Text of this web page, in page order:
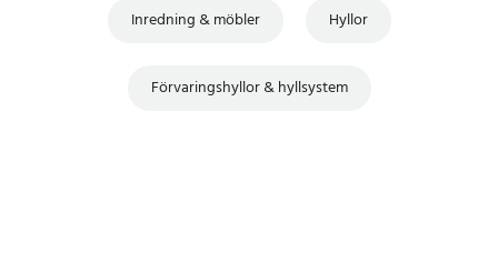
Inredning & möbler Hyllor
Förvaringshyllor & hyllsystem